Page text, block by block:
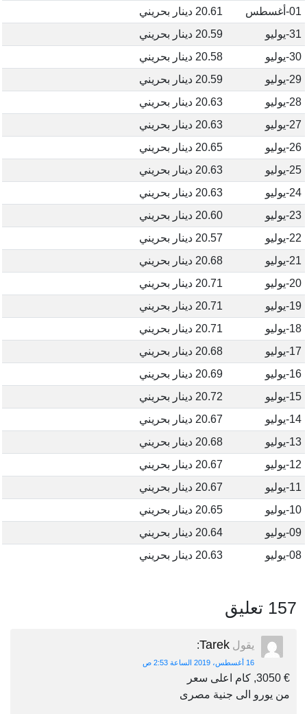
01-أغسطس
20.61 دينار بحريني
31-يوليو
20.59 دينار بحريني
30-يوليو
20.58 دينار بحريني
29-يوليو
20.59 دينار بحريني
28-يوليو
20.63 دينار بحريني
27-يوليو
20.63 دينار بحريني
26-يوليو
20.65 دينار بحريني
25-يوليو
20.63 دينار بحريني
24-يوليو
20.63 دينار بحريني
23-يوليو
20.60 دينار بحريني
22-يوليو
20.57 دينار بحريني
21-يوليو
20.68 دينار بحريني
20-يوليو
20.71 دينار بحريني
19-يوليو
20.71 دينار بحريني
18-يوليو
20.71 دينار بحريني
17-يوليو
20.68 دينار بحريني
16-يوليو
20.69 دينار بحريني
15-يوليو
20.72 دينار بحريني
14-يوليو
20.67 دينار بحريني
13-يوليو
20.68 دينار بحريني
12-يوليو
20.67 دينار بحريني
11-يوليو
20.67 دينار بحريني
10-يوليو
20.65 دينار بحريني
09-يوليو
20.64 دينار بحريني
08-يوليو
20.63 دينار بحريني
157 تعليق
يقول Tarek
:
16 أغسطس، 2019 الساعة 2:53 ص
€ 3050, كام اعلى سعر
من يورو الى جنية مصرى